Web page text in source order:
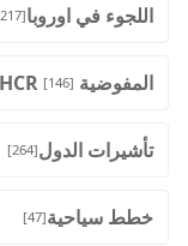
اللجوء في اوروبا[217]
المفوضية UNHCR [146]
تأشيرات الدول[264]
خطط سياحية[47]